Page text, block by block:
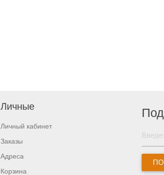
Личные
Личный кабинет
Заказы
Адреса
Корзина